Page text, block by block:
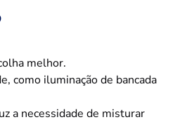
melhor.
como iluminação de bancada
a necessidade de misturar